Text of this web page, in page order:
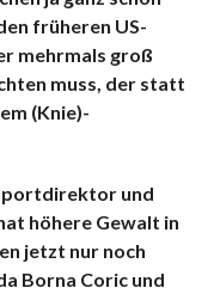
früheren US-
mehrmals groß
muss, der statt
(Knie)-
und
höhere Gewalt in
jetzt nur noch
Borna Coric und